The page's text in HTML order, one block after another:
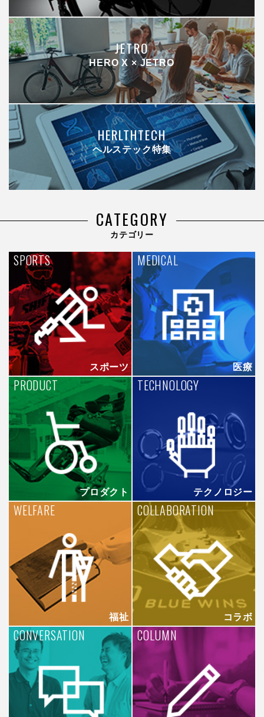
JETRO
HERO X × JETRO
HERLTHTECH
ヘルステック特集
CATEGORY
カテゴリー
スポーツ
SPORTS
医療
MEDICAL
プロダクト
PRODUCT
テクノロジー
TECHNOLOGY
福祉
WELFARE
コラボ
COLLABORATION
CONVERSATION COLUMN